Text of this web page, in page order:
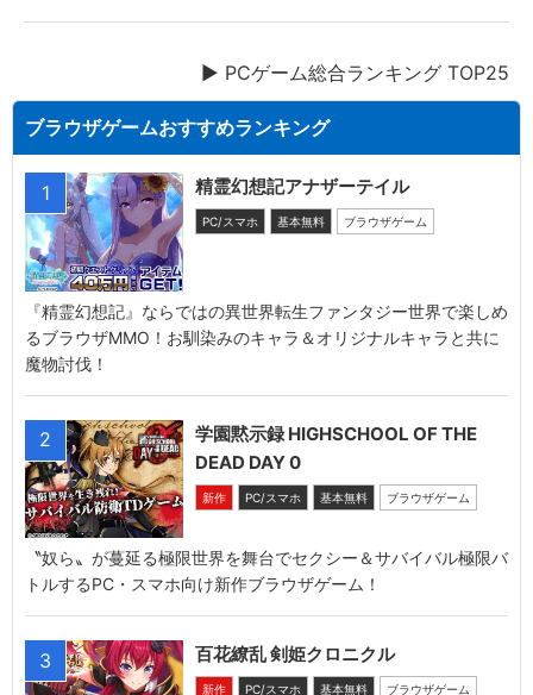
▶︎ PCゲーム総合ランキング TOP25
ブラウザゲームおすすめランキング
1 精霊幻想記アナザーテイル
PC/スマホ 基本無料 ブラウザゲーム
『精霊幻想記』ならではの異世界転生ファンタジー世界で楽しめ
るブラウザMMO！お馴染みのキャラ＆オリジナルキャラと共に
魔物討伐！
2
学園黙示録 HIGHSCHOOL OF THE
DEAD DAY 0
新作 PC/スマホ 基本無料 ブラウザゲーム
〝奴ら〟が蔓延る極限世界を舞台でセクシー＆サバイバル極限バ
トルするPC・スマホ向け新作ブラウザゲーム！
3 百花繚乱 剣姫クロニクル
新作 PC/スマホ 基本無料 ブラウザゲーム